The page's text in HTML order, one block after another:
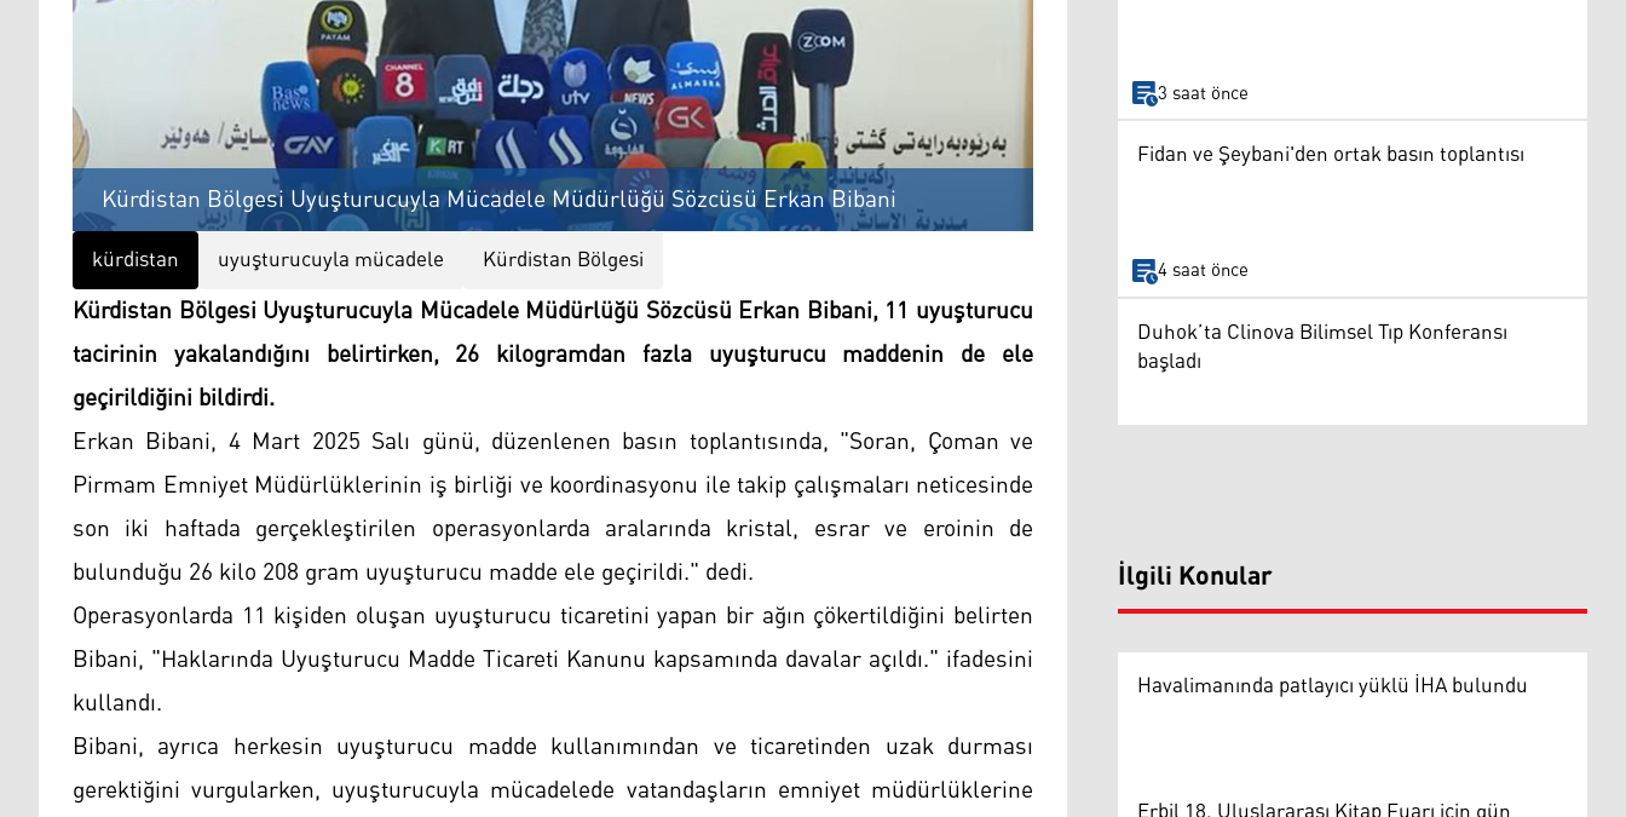
Kürdistan Bölgesi Uyuşturucuyla Mücadele Müdürlüğü Sözcüsü Erkan Bibani
kürdistan uyuşturucuyla mücadele Kürdistan Bölgesi
Kürdistan Bölgesi Uyuşturucuyla Mücadele Müdürlüğü Sözcüsü Erkan Bibani, 11 uyuşturucu
tacirinin yakalandığını belirtirken, 26 kilogramdan fazla uyuşturucu maddenin de ele
geçirildiğini bildirdi.
Erkan Bibani, 4 Mart 2025 Salı günü, düzenlenen basın toplantısında, "Soran, Çoman ve
Pirmam Emniyet Müdürlüklerinin iş birliği ve koordinasyonu ile takip çalışmaları neticesinde
son iki haftada gerçekleştirilen operasyonlarda aralarında kristal, esrar ve eroinin de
bulunduğu 26 kilo 208 gram uyuşturucu madde ele geçirildi." dedi.
Operasyonlarda 11 kişiden oluşan uyuşturucu ticaretini yapan bir ağın çökertildiğini belirten
Bibani, "Haklarında Uyuşturucu Madde Ticareti Kanunu kapsamında davalar açıldı." ifadesini
kullandı.
Bibani, ayrıca herkesin uyuşturucu madde kullanımından ve ticaretinden uzak durması
gerektiğini vurgularken, uyuşturucuyla mücadelede vatandaşların emniyet müdürlüklerine
3 saat önce
Fidan ve Şeybani'den ortak basın toplantısı
4 saat önce
Duhok’ta Clinova Bilimsel Tıp Konferansı
başladı
İlgili Konular
Havalimanında patlayıcı yüklü İHA bulundu